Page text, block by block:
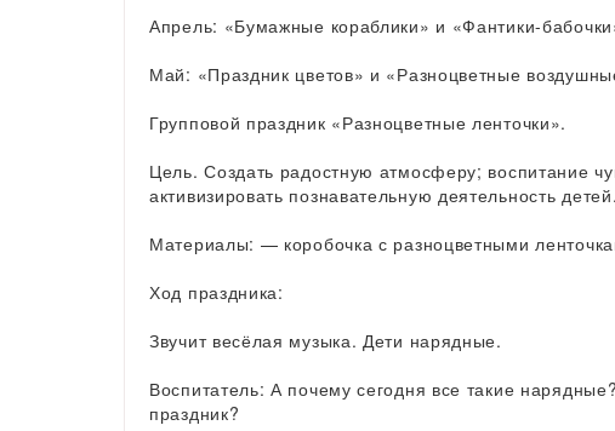
Апрель: «Бумажные кораблики» и «Фантики-
Май: «Праздник цветов» и «Разноцветные
Групповой праздник «Разноцветные ленточки».
Цель. Создать радостную атмосферу; воспитание
активизировать познавательную деятельность детей.
Материалы: — коробочка с разноцветными
Ход праздника:
Звучит весёлая музыка. Дети нарядные.
Воспитатель: А почему сегодня все такие
праздник?